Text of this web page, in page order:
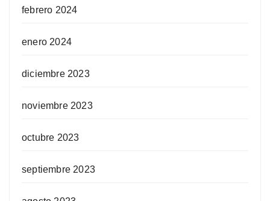
febrero 2024
enero 2024
diciembre 2023
noviembre 2023
octubre 2023
septiembre 2023